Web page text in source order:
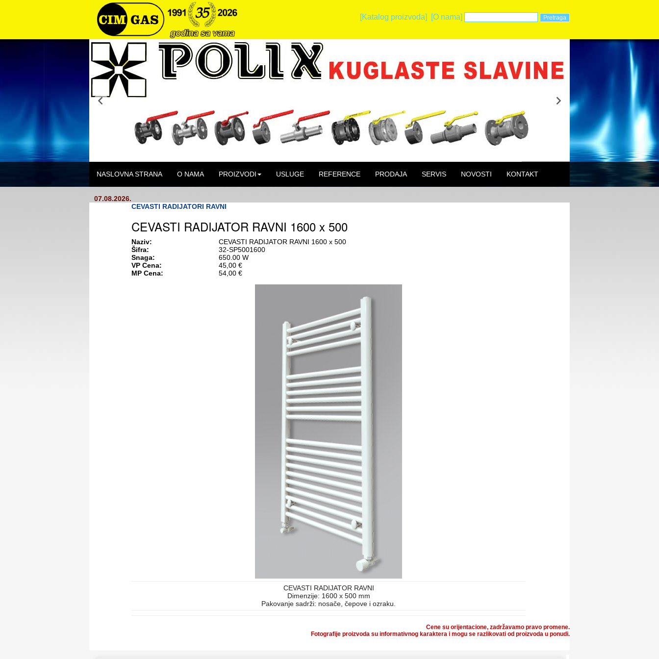
[Katalog proizvoda] [O nama]
NASLOVNA STRANA O NAMA PROIZVODI USLUGE REFERENCE PRODAJA SERVIS NOVOSTI KONTAKT
07.08.2026.
CEVASTI RADIJATORI RAVNI
CEVASTI RADIJATOR RAVNI 1600 x 500
Naziv:
CEVASTI RADIJATOR RAVNI 1600 x 500
Šifra:
32-SP5001600
Snaga:
650.00 W
VP Cena:
45,00 €
MP Cena:
54,00 €
CEVASTI RADIJATOR RAVNI
Dimenzije: 1600 x 500 mm
Pakovanje sadrži: nosače, čepove i ozraku.
Cene su orijentacione, zadržavamo pravo promene.
Fotografije proizvoda su informativnog karaktera i mogu se razlikovati od proizvoda u ponudi.